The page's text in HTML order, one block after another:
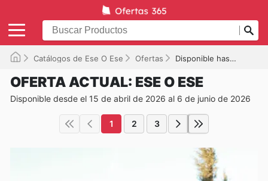
Catálogos de Ese O Ese Ofertas Disponible hasta el 06/06/2026
OFERTA ACTUAL: ESE O ESE
Disponible desde el 15 de abril de 2026 al 6 de junio de 2026
1 2 3